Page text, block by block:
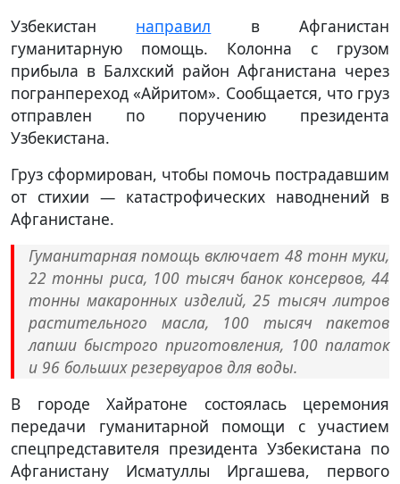
Узбекистан направил в Афганистан
гуманитарную помощь. Колонна с грузом
прибыла в Балхский район Афганистана через
погранпереход «Айритом». Сообщается, что груз
отправлен по поручению президента
Узбекистана.
Груз сформирован, чтобы помочь пострадавшим
от стихии — катастрофических наводнений в
Афганистане.
Гуманитарная помощь включает 48 тонн муки,
22 тонны риса, 100 тысяч банок консервов, 44
тонны макаронных изделий, 25 тысяч литров
растительного масла, 100 тысяч пакетов
лапши быстрого приготовления, 100 палаток
и 96 больших резервуаров для воды.
В городе Хайратоне состоялась церемония
передачи гуманитарной помощи с участием
спецпредставителя президента Узбекистана по
Афганистану Исматуллы Иргашева, первого